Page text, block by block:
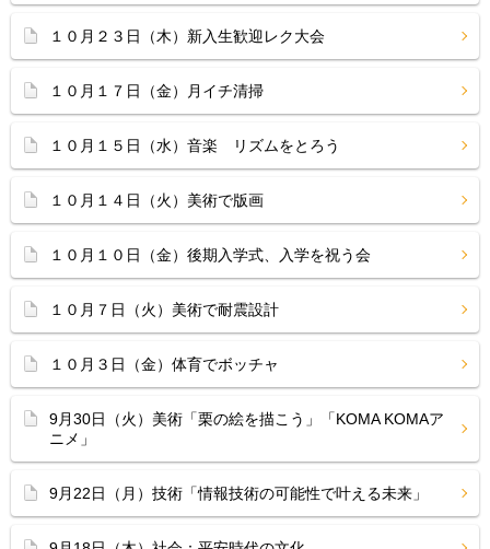
１０月２３日（木）新入生歓迎レク大会
１０月１７日（金）月イチ清掃
１０月１５日（水）音楽 リズムをとろう
１０月１４日（火）美術で版画
１０月１０日（金）後期入学式、入学を祝う会
１０月７日（火）美術で耐震設計
１０月３日（金）体育でボッチャ
9月30日（火）美術「栗の絵を描こう」「KOMA KOMAア
ニメ」
9月22日（月）技術「情報技術の可能性で叶える未来」